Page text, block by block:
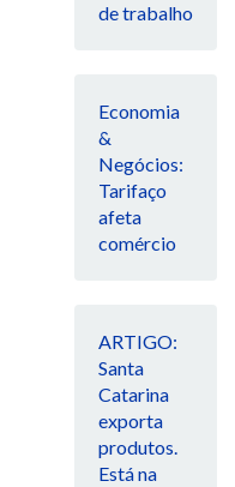
de trabalho
Economia
&
Negócios:
Tarifaço
afeta
comércio
ARTIGO:
Santa
Catarina
exporta
produtos.
Está na